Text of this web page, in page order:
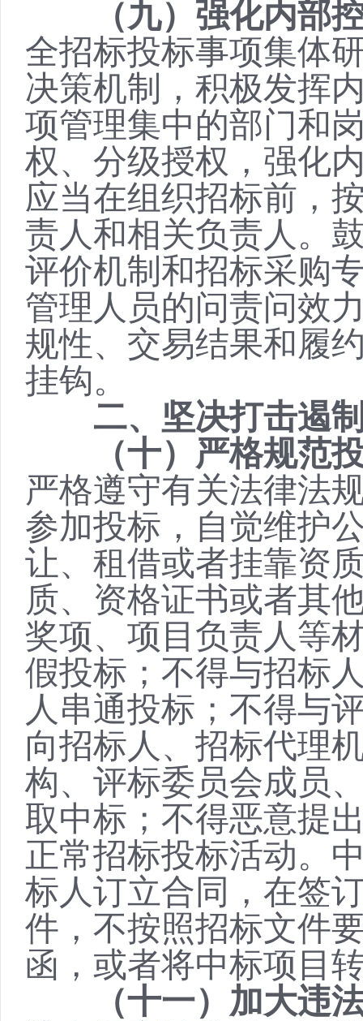
（九）强化内部
全招标投标事项集体
决策机制，积极发挥
项管理集中的部门和
权、分级授权，强化
应当在组织招标前，
责人和相关负责人。
评价机制和招标采购
管理人员的问责问效
规性、交易结果和履
挂钩。
二、坚决打击遏
（十）严格规范
严格遵守有关法律法
参加投标，自觉维护
让、租借或者挂靠资
质、资格证书或者其
奖项、项目负责人等
假投标；不得与招标
人串通投标；不得与
向招标人、招标代理
构、评标委员会成员
取中标；不得恶意提
正常招标投标活动。
标人订立合同，在签
件，不按照招标文件
函，或者将中标项目
（十一）加大违